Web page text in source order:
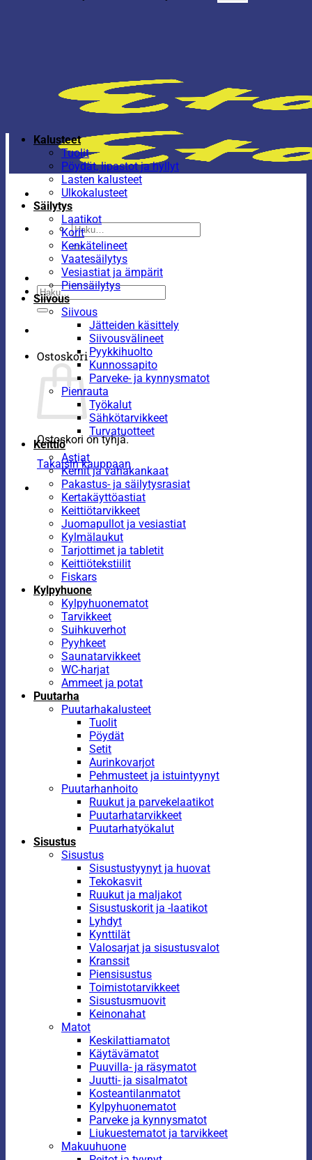
Etsi:
Etsi:
Ostoskori
Ostoskori on tyhjä.
Takaisin kauppaan
Kalusteet
Tuolit
Pöydät, lipastot ja hyllyt
Lasten kalusteet
Ulkokalusteet
Säilytys
Laatikot
Korit
Kenkätelineet
Vaatesäilytys
Vesiastiat ja ämpärit
Piensäilytys
Siivous
Siivous
Jätteiden käsittely
Siivousvälineet
Pyykkihuolto
Kunnossapito
Parveke- ja kynnysmatot
Pienrauta
Työkalut
Sähkötarvikkeet
Turvatuotteet
Keittiö
Astiat
Kernit ja vahakankaat
Pakastus- ja säilytysrasiat
Kertakäyttöastiat
Keittiötarvikkeet
Juomapullot ja vesiastiat
Kylmälaukut
Tarjottimet ja tabletit
Keittiötekstiilit
Fiskars
Kylpyhuone
Kylpyhuonematot
Tarvikkeet
Suihkuverhot
Pyyhkeet
Saunatarvikkeet
WC-harjat
Ammeet ja potat
Puutarha
Puutarhakalusteet
Tuolit
Pöydät
Setit
Aurinkovarjot
Pehmusteet ja istuintyynyt
Puutarhanhoito
Ruukut ja parvekelaatikot
Puutarhatarvikkeet
Puutarhatyökalut
Sisustus
Sisustus
Sisustustyynyt ja huovat
Tekokasvit
Ruukut ja maljakot
Sisustuskorit ja -laatikot
Lyhdyt
Kynttilät
Valosarjat ja sisustusvalot
Kranssit
Piensisustus
Toimistotarvikkeet
Sisustusmuovit
Keinonahat
Matot
Keskilattiamatot
Käytävämatot
Puuvilla- ja räsymatot
Juutti- ja sisalmatot
Kosteantilanmatot
Kylpyhuonematot
Parveke ja kynnysmatot
Liukuestematot ja tarvikkeet
Makuuhuone